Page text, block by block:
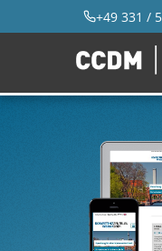
+49 331 /